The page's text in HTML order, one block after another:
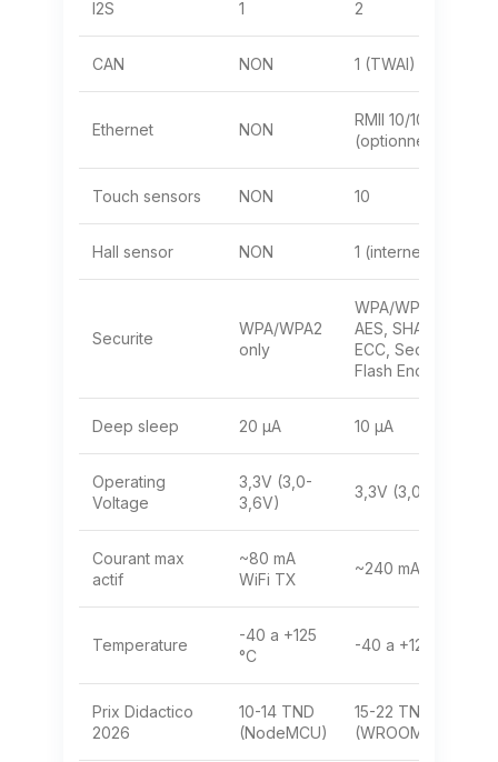
I2S 1 2
CAN NON 1 (TWAI)
Ethernet NON
RMII 10/100
(optionnel)
Touch sensors NON 10
Hall sensor NON 1 (interne)
Securite
WPA/WPA2
only
WPA/WPA2/WPA3,
AES, SHA, RSA,
ECC, Secure Boot,
Flash Encryption
Deep sleep 20 µA 10 µA
Operating
Voltage
3,3V (3,0-
3,6V)
3,3V (3,0-3,6V)
Courant max
actif
~80 mA
WiFi TX
~240 mA WiFi TX
Temperature
-40 a +125
°C
-40 a +125 °C
Prix Didactico
2026
10-14 TND
(NodeMCU)
15-22 TND
(WROOM-32)